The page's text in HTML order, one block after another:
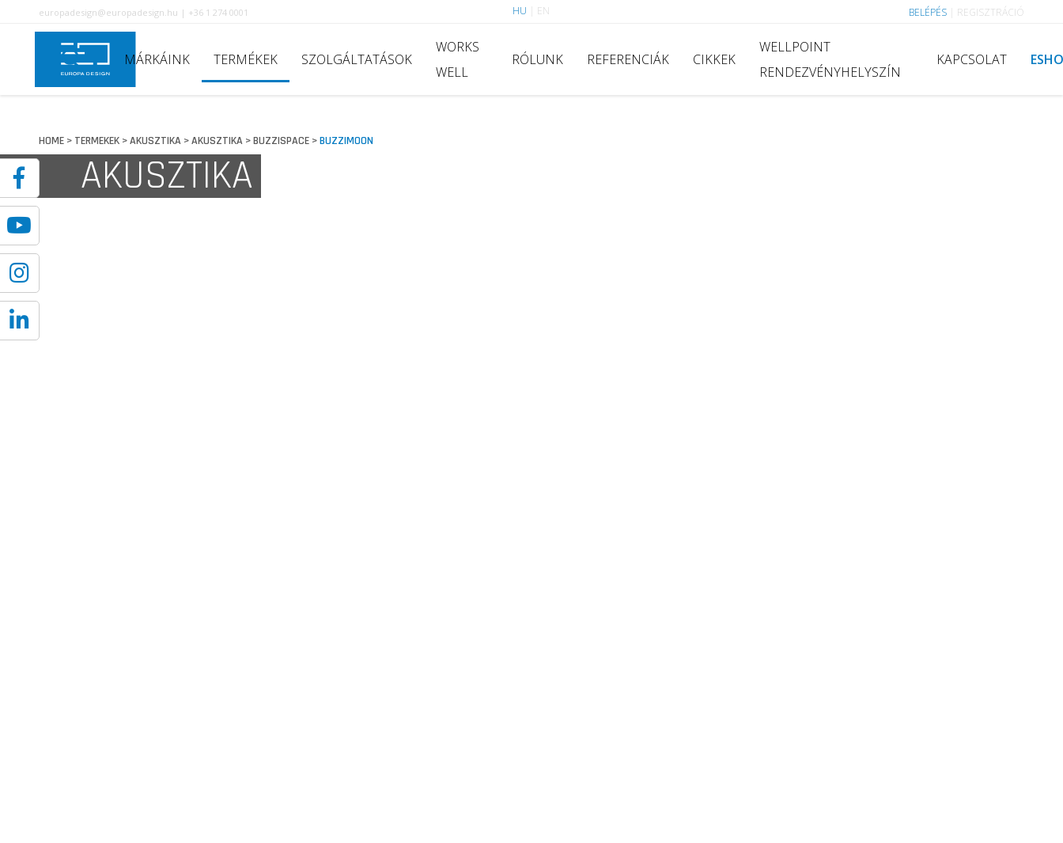
europadesign@europadesign.hu | +36 1 274 0001 HU EN BELÉPÉS REGISZTRÁCIÓ
MÁRKÁINK TERMÉKEK SZOLGÁLTATÁSOK
WORKS
WELL
RÓLUNK REFERENCIÁK CIKKEK
WELLPOINT
RENDEZVÉNYHELYSZÍN
KAPCSOLAT
HOME> TERMEKEK>AKUSZTIKA>AKUSZTIKA>BUZZISPACE>BUZZIMOON
AKUSZTIKA